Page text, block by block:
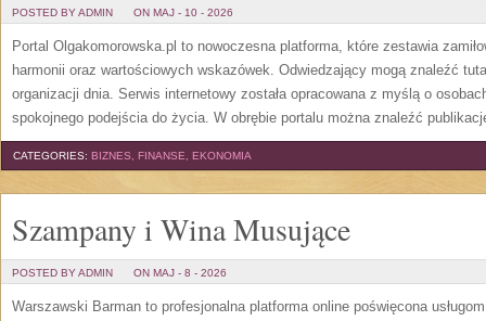
POSTED BY ADMIN ON MAJ - 10 - 2026
Portal Olgakomorowska.pl to nowoczesna platforma, które zestawia
harmonii oraz wartościowych wskazówek. Odwiedzający mogą znaleźć
organizacji dnia. Serwis internetowy została opracowana z myślą o
spokojnego podejścia do życia. W obrębie portalu można znaleźć
CATEGORIES: BIZNES, FINANSE, EKONOMIA
Szampany i Wina Musujące
POSTED BY ADMIN ON MAJ - 8 - 2026
Warszawski Barman to profesjonalna platforma online poświęcona